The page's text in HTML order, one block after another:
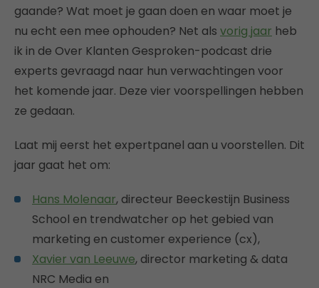
gaande? Wat moet je gaan doen en waar moet je
nu echt een mee ophouden? Net als vorig jaar heb
ik in de Over Klanten Gesproken-podcast drie
experts gevraagd naar hun verwachtingen voor
het komende jaar. Deze vier voorspellingen hebben
ze gedaan.
Laat mij eerst het expertpanel aan u voorstellen. Dit
jaar gaat het om:
Hans Molenaar, directeur Beeckestijn Business
School en trendwatcher op het gebied van
marketing en customer experience (cx),
Xavier van Leeuwe, director marketing & data
NRC Media en